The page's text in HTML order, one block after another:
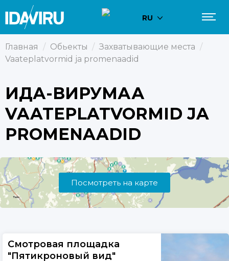
RU
Главная / Обьекты / Захватывающие места /
Vaateplatvormid ja promenaadid
ИДА-ВИРУМАА
VAATEPLATVORMID JA
PROMENAADID
Посмотреть на карте
Смотровая площадка
"Пятикроновый вид"